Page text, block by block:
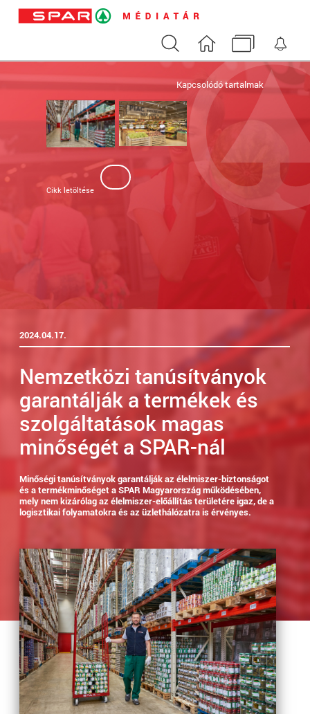
Keresés Nyitóoldal Médiatár
Kapcsolódó tartalmak
Cikk letöltése
2024.04.17.
Nemzetközi tanúsítványok
garantálják a termékek és
szolgáltatások magas
minőségét a SPAR-nál
Minőségi tanúsítványok garantálják az élelmiszer-biztonságot
és a termékminőséget a SPAR Magyarország működésében,
mely nem kizárólag az élelmiszer-előállítás területére igaz, de a
logisztikai folyamatokra és az üzlethálózatra is érvényes.